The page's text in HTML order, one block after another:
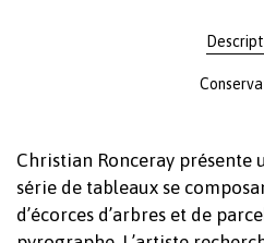
Christian Ronceray présente
série de tableaux se
d’écorces d’arbres et de